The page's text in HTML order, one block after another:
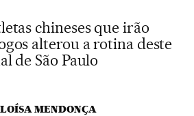
chineses que irão
alterou a rotina deste
de São Paulo
MENDONÇA